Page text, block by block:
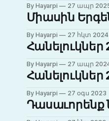
By Hayarpi 27 ապր
Միասին
By Hayarpi 27 հկտ 2024
Հանելուկներ
By Hayarpi 27 ապր
Հանելուկներ
By Hayarpi 27 օգս 2023
Դասաւորենք